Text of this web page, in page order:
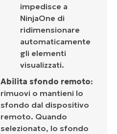
impedisce a
NinjaOne di
ridimensionare
automaticamente
gli elementi
visualizzati.
Abilita sfondo remoto:
rimuovi o mantieni lo
sfondo dal dispositivo
remoto. Quando
selezionato, lo sfondo